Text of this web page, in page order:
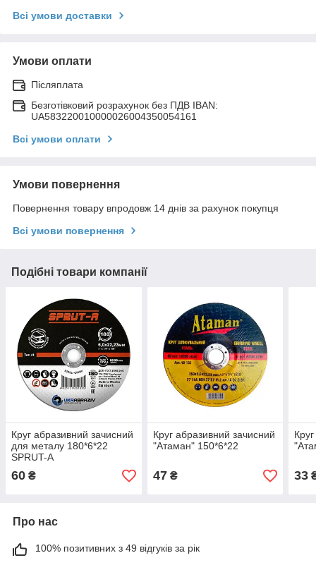
Всі умови доставки
Умови оплати
Післяплата
Безготівковий розрахунок без ПДВ IBAN:
UA583220010000026004350054161
Всі умови оплати
Умови повернення
Повернення товару впродовж 14 днів за рахунок покупця
Всі умови повернення
Подібні товари компанії
Круг абразивний зачисний
для металу 180*6*22
SPRUT-A
60 ₴
Круг абразивний зачисний
"Атаман" 150*6*22
47₴ 33
Про нас
100% позитивних з 49 відгуків за рік